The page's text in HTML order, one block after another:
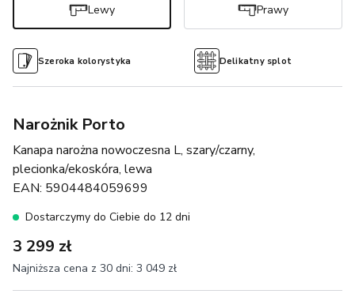
Narożnik Porto
Kanapa narożna nowoczesna L, szary/czarny,
plecionka/ekoskóra, lewa
EAN: 5904484059699
Dostarczymy do Ciebie do 12 dni
3 299 zł
Najniższa cena z 30 dni: 3 049 zł
Szeroka kolorystyka Delikatny splot
Lewy Prawy